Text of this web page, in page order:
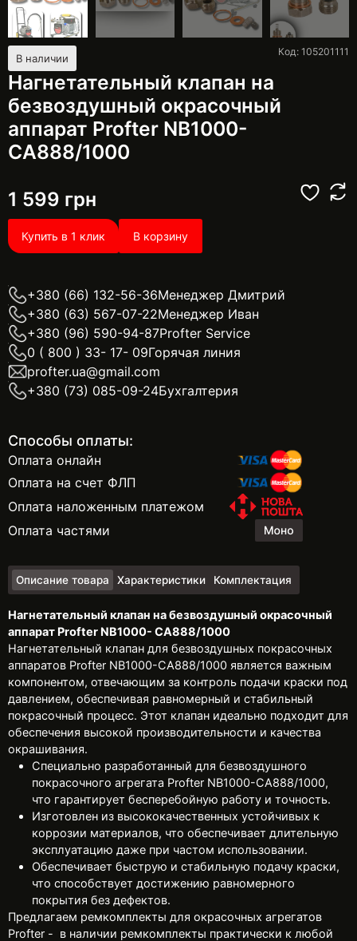
В наличии
Нагнетательный клапан на
безвоздушный окрасочный
аппарат Profter NB1000-
CA888/1000
Код: 105201111
1 599 грн
Купить в 1 клик В корзину
+380 (66) 132-56-36Менеджер Дмитрий
+380 (63) 567-07-22Менеджер Иван
+380 (96) 590-94-87Profter Service
0 ( 800 ) 33- 17- 09Горячая линия
profter.ua@gmail.com
+380 (73) 085-09-24Бухгалтерия
Способы оплаты:
Оплата онлайн
Оплата на счет ФЛП
Оплата наложенным платежом
Оплата частями
Описание товара Характеристики Комплектация
Нагнетательный клапан на безвоздушный окрасочный
аппарат Profter NB1000- CA888/1000
Нагнетательный клапан для безвоздушных покрасочных
аппаратов Profter NB1000-CA888/1000 является важным
компонентом, отвечающим за контроль подачи краски под
давлением, обеспечивая равномерный и стабильный
покрасочный процесс. Этот клапан идеально подходит для
обеспечения высокой производительности и качества
окрашивания.
Специально разработанный для безвоздушного
покрасочного агрегата Profter NB1000-CA888/1000,
что гарантирует бесперебойную работу и точность.
Изготовлен из высококачественных устойчивых к
коррозии материалов, что обеспечивает длительную
эксплуатацию даже при частом использовании.
Обеспечивает быструю и стабильную подачу краски,
что способствует достижению равномерного
покрытия без дефектов.
Предлагаем ремкомплекты для окрасочных агрегатов
Profter - в наличии ремкомплекты практически к любой